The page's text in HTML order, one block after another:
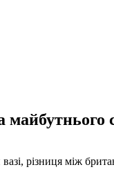
майбутнього
різниця між